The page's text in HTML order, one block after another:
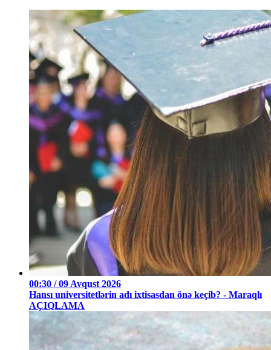
00:30 / 09 Avqust 2026
Hansı universitetlərin adı ixtisasdan önə keçib? - Maraqlı
AÇIQLAMA